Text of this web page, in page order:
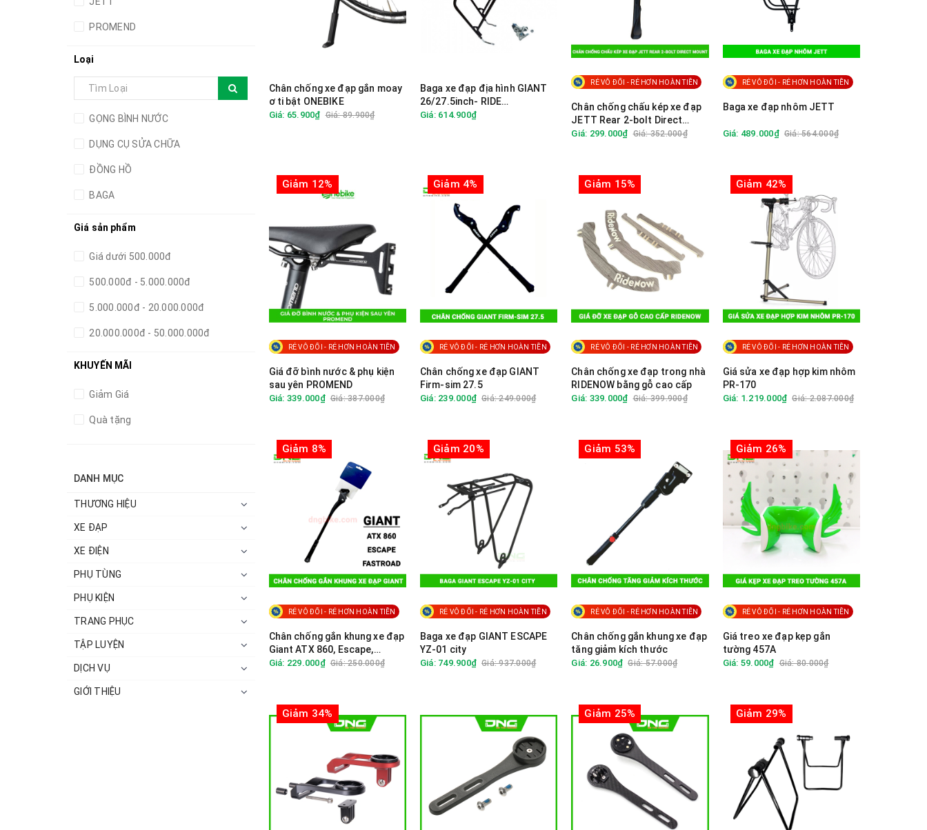
PROMEND
ZTTO
CATEYE
Loại
GỌNG BÌNH NƯỚC
DỤNG CỤ SỬA CHỮA
ĐỒNG HỒ
BAGA
CHÂN CHỐNG
Giá sản phẩm
Giá dưới 500.000đ
500.000đ - 5.000.000đ
5.000.000đ - 20.000.000đ
20.000.000đ - 50.000.000đ
Giá trên 50.000.000đ
KHUYẾN MÃI
Giảm Giá
Quà tặng
DANH MỤC
THƯƠNG HIỆU
XE ĐẠP
XE ĐIỆN
PHỤ TÙNG
PHỤ KIỆN
TRANG PHỤC
TẬP LUYỆN
DỊCH VỤ
GIỚI THIỆU
Chân chống xe đạp gắn moay
ơ ti bật ONEBIKE
Giá: 65.900₫ Giá: 89.900₫
Baga xe đạp địa hình GIANT
26/27.5inch- RIDE
UNLEASHED
Giá: 614.900₫
RẺ VÔ ĐỐI - RẺ HƠN HOÀN TIỀN
Chân chống chấu kép xe đạp
JETT Rear 2-bolt Direct
Mount
Giá: 299.000₫ Giá: 352.000₫
RẺ VÔ ĐỐI - RẺ HƠN HOÀN TIỀN
Baga xe đạp nhôm JETT
Giá: 489.000₫ Giá: 564.000₫
Giảm 12%
RẺ VÔ ĐỐI - RẺ HƠN HOÀN TIỀN
Giá đỡ bình nước & phụ kiện
sau yên PROMEND
Giá: 339.000₫ Giá: 387.000₫
Giảm 4%
RẺ VÔ ĐỐI - RẺ HƠN HOÀN TIỀN
Chân chống xe đạp GIANT
Firm-sim 27.5
Giá: 239.000₫ Giá: 249.000₫
Giảm 15%
RẺ VÔ ĐỐI - RẺ HƠN HOÀN TIỀN
Chân chống xe đạp trong nhà
RIDENOW bằng gỗ cao cấp
Giá: 339.000₫ Giá: 399.900₫
Giảm 42%
RẺ VÔ ĐỐI - RẺ HƠN HOÀN TIỀN
Giá sửa xe đạp hợp kim nhôm
PR-170
Giá: 1.219.000₫ Giá: 2.087.000₫
Giảm 8%
RẺ VÔ ĐỐI - RẺ HƠN HOÀN TIỀN
Chân chống gắn khung xe đạp
Giant ATX 860, Escape,
Fastroad
Giá: 229.000₫ Giá: 250.000₫
Giảm 20%
RẺ VÔ ĐỐI - RẺ HƠN HOÀN TIỀN
Baga xe đạp GIANT ESCAPE
YZ-01 city
Giá: 749.900₫ Giá: 937.000₫
Giảm 53%
RẺ VÔ ĐỐI - RẺ HƠN HOÀN TIỀN
Chân chống gắn khung xe đạp
tăng giảm kích thước
Giá: 26.900₫ Giá: 57.000₫
Giảm 26%
RẺ VÔ ĐỐI - RẺ HƠN HOÀN TIỀN
Giá treo xe đạp kẹp gắn
tường 457A
Giá: 59.000₫ Giá: 80.000₫
Giảm 34% Giảm 25% Giảm 29%